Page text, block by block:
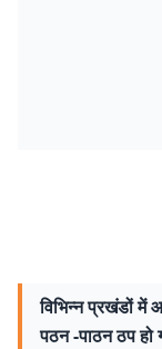
विभिन्न प्रखंडों में
पठन -पाठन ठप हो